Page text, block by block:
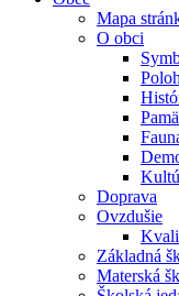
Mapa
O obci
Doprava
Ovzdušie
Základná
Materská